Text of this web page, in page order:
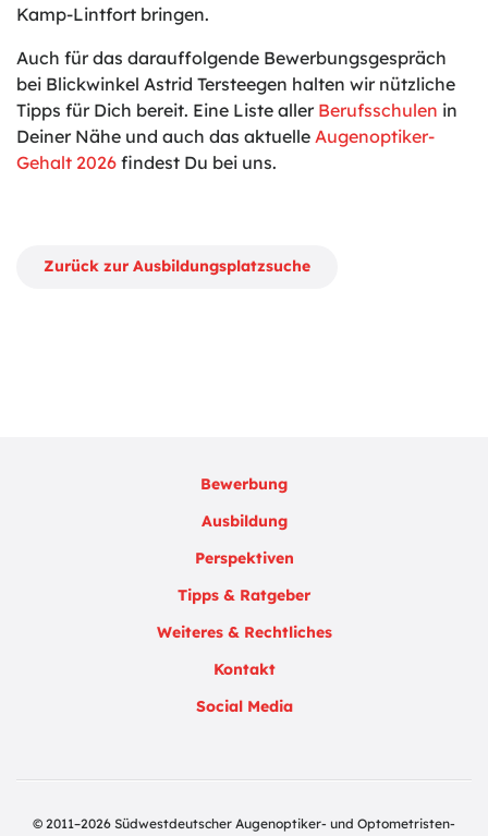
Kamp-Lintfort bringen.
Auch für das darauffolgende Bewerbungsgespräch
bei Blickwinkel Astrid Tersteegen halten wir nützliche
Tipps für Dich bereit. Eine Liste aller Berufsschulen in
Deiner Nähe und auch das aktuelle Augenoptiker-
Gehalt 2026 findest Du bei uns.
Zurück zur Ausbildungsplatzsuche
Bewerbung
Ausbildung
Perspektiven
Tipps & Ratgeber
Weiteres & Rechtliches
Kontakt
Social Media
© 2011–2026 Südwestdeutscher Augenoptiker- und Optometristen-